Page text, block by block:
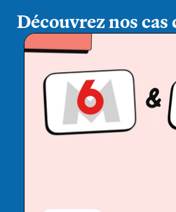
Découvrez nos